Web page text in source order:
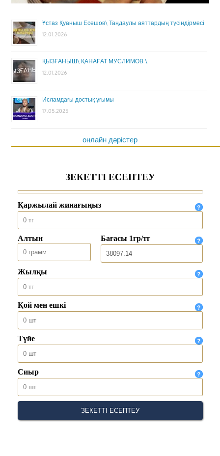
Ұстаз Қуаныш Есешов\ Таңдаулы аяттардың түсіндірмесі
12.01.2026
ҚЫЗҒАНЫШ\ ҚАНАҒАТ МУСЛИМОВ \
12.01.2026
Исламдағы достық ұғымы
17.05.2025
онлайн дәрістер